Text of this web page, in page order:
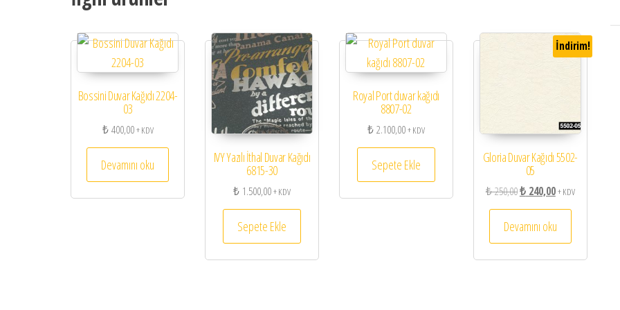
Bossini Duvar Kağıdı 2204-
03
₺400,00+ KDV
Devamını oku IVY Yazılı İthal Duvar Kağıdı
6815-30
₺ 1.500,00+ KDV
Sepete Ekle
Royal Port duvar kağıdı
8807-02
₺2.100,00+ KDV
Sepete Ekle
İndirim!
Gloria Duvar Kağıdı 5502-
05
₺250,00Orijinal fiyat: ₺ 250,00.
₺240,00Şu andaki fiyat: ₺
+ KDV
Devamını oku